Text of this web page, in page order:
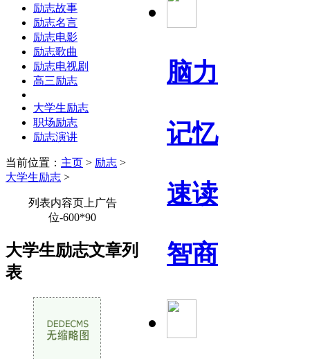
脑力
记忆
速读
智商
励志故事
励志名言
励志电影
励志歌曲
励志电视剧
高三励志
大学生励志
职场励志
励志演讲
当前位置： 主页 > 励志 >
大学生励志 >
列表内容页上广告
位-600*90
大学生励志文章列
表